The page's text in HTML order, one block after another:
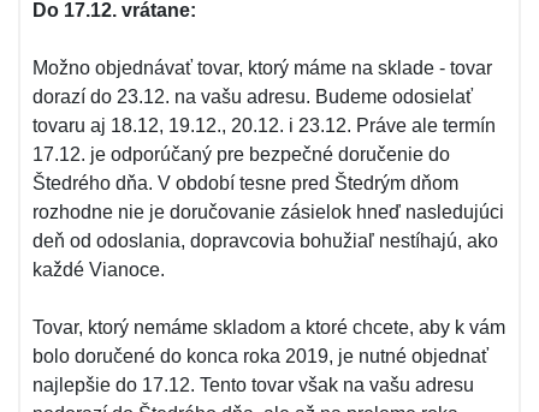
Do 17.12. vrátane:
Možno objednávať tovar, ktorý máme na sklade - tovar
dorazí do 23.12. na vašu adresu. Budeme odosielať
tovaru aj 18.12, 19.12., 20.12. i 23.12. Práve ale termín
17.12. je odporúčaný pre bezpečné doručenie do
Štedrého dňa. V období tesne pred Štedrým dňom
rozhodne nie je doručovanie zásielok hneď nasledujúci
deň od odoslania, dopravcovia bohužiaľ nestíhajú, ako
každé Vianoce.
Tovar, ktorý nemáme skladom a ktoré chcete, aby k vám
bolo doručené do konca roka 2019, je nutné objednať
najlepšie do 17.12. Tento tovar však na vašu adresu